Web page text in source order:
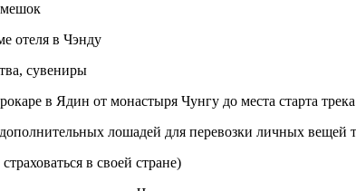
отеля в Чэнду
сувениры
в Ядин от монастыря Чунгу до места старта
лошадей для перевозки личных
в своей стране)